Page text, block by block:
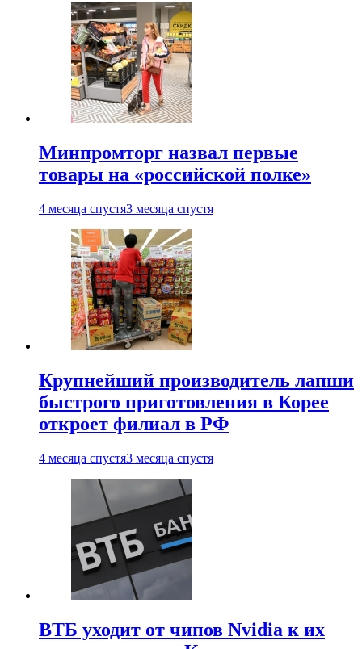
Минпромторг назвал первые
товары на «российской полке»
4 месяца спустя3 месяца спустя
Крупнейший производитель лапши
быстрого приготовления в Корее
откроет филиал в РФ
4 месяца спустя3 месяца спустя
ВТБ уходит от чипов Nvidia к их